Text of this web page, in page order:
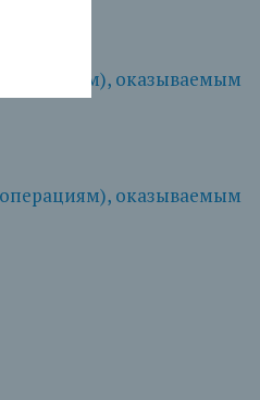
оказываемым
оказываемым